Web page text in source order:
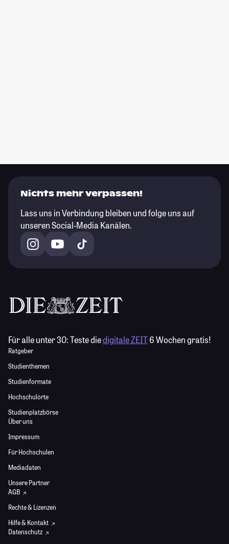
Nichts mehr verpassen!
Lass uns in Verbindung bleiben und folge uns auf
unseren Social-Media Kanälen.
Für alle unter 30:Teste diedigitale ZEIT6 Wochen gratis!
Ratgeber
Studienthemen
Studienformate
Hochschulorte
Studienplatzbörse
Über uns
Impressum
Für Hochschulen
Mediadaten
Unsere Partner
AGB
Rechte & Lizenzen
Hilfe & Kontakt
Datenschutz